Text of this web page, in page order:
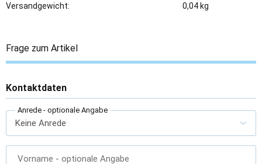
Versandgewicht: 0,04 kg
Frage zum Artikel
Kontaktdaten
Anrede - optionale Angabe
Vorname - optionale Angabe